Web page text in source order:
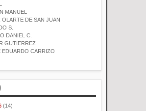
MANUEL
OLARTE DE SAN JUAN
S.
DANIEL C.
GUTIERREZ
EDUARDO CARRIZO
(14)